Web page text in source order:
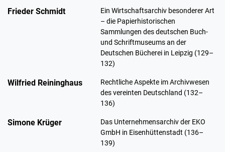
Frieder Schmidt
Ein Wirtschaftsarchiv besonderer Art
– die Papierhistorischen
Sammlungen des deutschen Buch-
und Schriftmuseums an der
Deutschen Bücherei in Leipzig (129–
132)
Wilfried Reininghaus
Rechtliche Aspekte im Archivwesen
des vereinten Deutschland (132–
136)
Simone Krüger
Das Unternehmensarchiv der EKO
GmbH in Eisenhüttenstadt (136–
139)